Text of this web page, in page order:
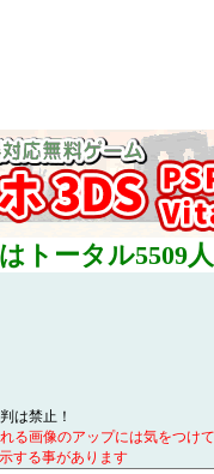
トータル5509
は禁止！
る画像のアップには気をつけ
する事があります